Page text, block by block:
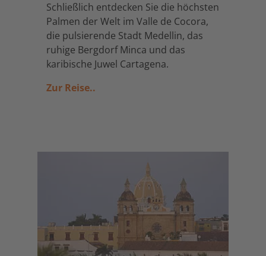
Schließlich entdecken Sie die höchsten
Palmen der Welt im Valle de Cocora,
die pulsierende Stadt Medellin, das
ruhige Bergdorf Minca und das
karibische Juwel Cartagena.
Zur Reise..